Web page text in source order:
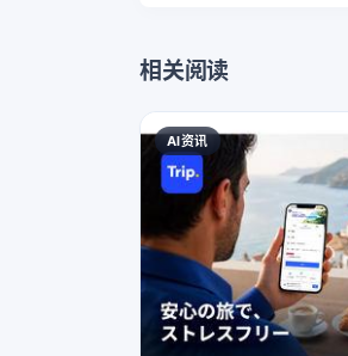
相关阅读
AI资讯